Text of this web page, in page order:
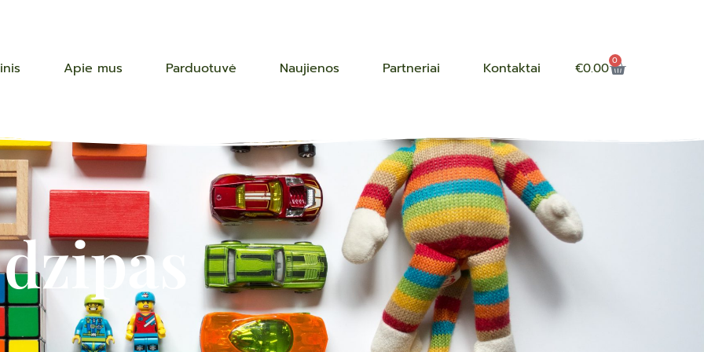
Apie mus Parduotuvė Naujienos Partneriai Kontaktai €0.00 0
dzipas